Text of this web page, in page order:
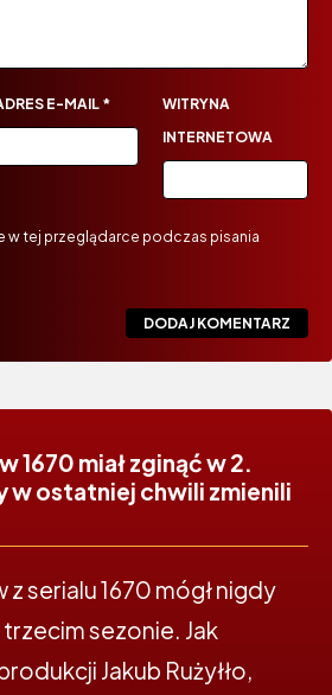
E-MAIL*
WITRYNA
INTERNETOWA
w tej przeglądarce podczas pisania
1670 miał zginąć w 2.
w ostatniej chwili zmienili
serialu 1670 mógł nigdy
sezonie. Jak
Jakub Rużyłło,